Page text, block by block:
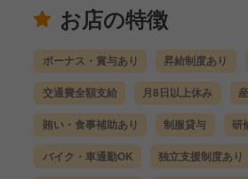
お店の特徴
ボーナス・賞与あり 昇給制度あり
交通費全額支給 月8日以上休み
賄い・食事補助あり 制服貸与 研
バイク・車通勤OK 独立支援制度あり